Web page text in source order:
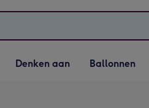
Vervolgkeuzelijst
Denken aan openen
Denken aan
Vervolgkeuzelijst
Ballonnen openen
Ballonnen